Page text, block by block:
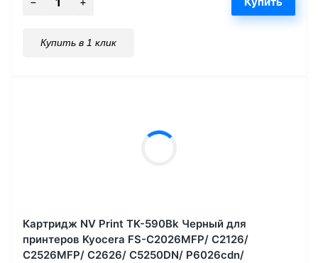
Купить в 1 клик
Картридж NV Print TK-590Bk Черный для
принтеров Kyocera FS-C2026MFP/ C2126/
C2526MFP/ C2626/ C5250DN/ P6026cdn/